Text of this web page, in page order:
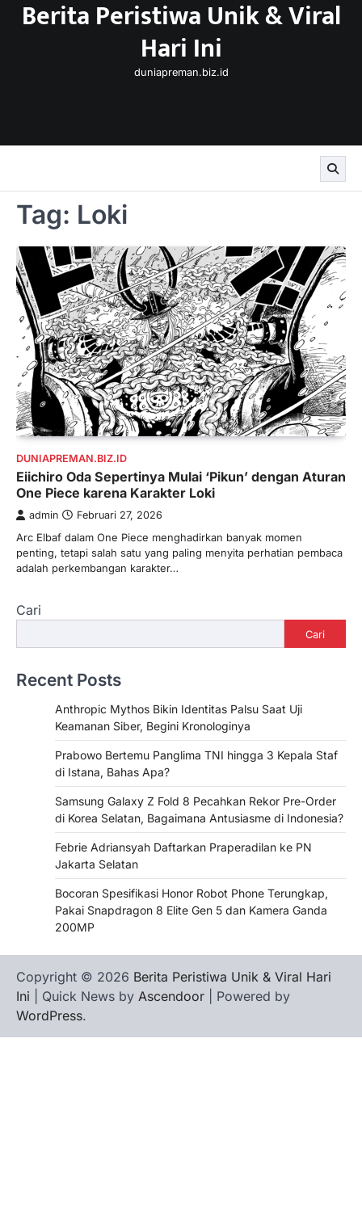
SkipBerita Peristiwa Unik & Viral
Hari Ini
duniapreman.biz.id
Tag: Loki
DUNIAPREMAN.BIZ.ID
Eiichiro Oda Sepertinya Mulai ‘Pikun’ dengan Aturan
One Piece karena Karakter Loki
admin Februari 27, 2026
Arc Elbaf dalam One Piece menghadirkan banyak momen
penting, tetapi salah satu yang paling menyita perhatian pembaca
adalah perkembangan karakter…
Cari
Cari
Recent Posts
Anthropic Mythos Bikin Identitas Palsu Saat Uji
Keamanan Siber, Begini Kronologinya
Prabowo Bertemu Panglima TNI hingga 3 Kepala Staf
di Istana, Bahas Apa?
Samsung Galaxy Z Fold 8 Pecahkan Rekor Pre-Order
di Korea Selatan, Bagaimana Antusiasme di Indonesia?
Febrie Adriansyah Daftarkan Praperadilan ke PN
Jakarta Selatan
Bocoran Spesifikasi Honor Robot Phone Terungkap,
Pakai Snapdragon 8 Elite Gen 5 dan Kamera Ganda
200MP
Copyright © 2026 Berita Peristiwa Unik & Viral Hari
Ini | Quick News by Ascendoor | Powered by
WordPress.